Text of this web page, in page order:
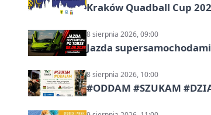
Kraków Quadball Cup
8 sierpnia 2026, 09:00
Jazda
8 sierpnia 2026, 10:00
#ODDAM #SZUKAM